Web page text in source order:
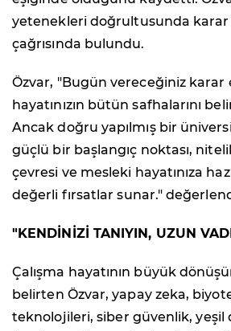
yetenekleri doğrultusunda
çağrısında bulundu.
Özvar, "Bugün vereceğiniz karar
hayatınızın bütün safhalarını
Ancak doğru yapılmış bir
güçlü bir başlangıç noktası,
çevresi ve mesleki hayatınıza
değerli fırsatlar sunar."
"KENDİNİZİ TANIYIN, UZUN
Çalışma hayatının büyük
belirten Özvar, yapay zeka,
teknolojileri, siber güvenlik, yeşil